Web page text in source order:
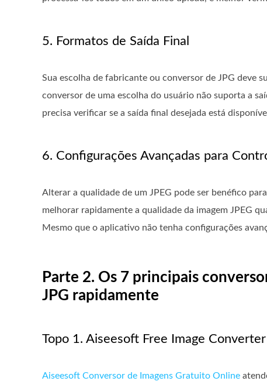
5. Formatos de Saída Final
Sua escolha de fabricante ou conversor de JPG deve
conversor de uma escolha do usuário não suporta a
precisa verificar se a saída final desejada está
6. Configurações Avançadas para
Alterar a qualidade de um JPEG pode ser benéfico
melhorar rapidamente a qualidade da imagem JPEG
Mesmo que o aplicativo não tenha configurações
Parte 2. Os 7 principais
JPG rapidamente
Topo 1. Aiseesoft Free Image
Aiseesoft Conversor de Imagens Gratuito Online